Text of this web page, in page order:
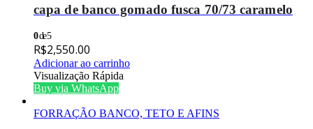
capa de banco gomado fusca 70/73 caramelo
0de 5
R$2,550.00
Adicionar ao carrinho
Visualização Rápida
Buy via WhatsApp
FORRAÇÃO BANCO, TETO E AFINS